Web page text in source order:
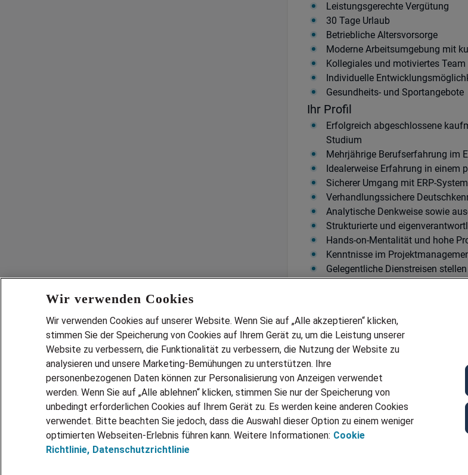
Leistungsgerechte Vergütung
30 Tage Urlaub
Betriebliche Altersvorsorge
Moderne Arbeitsumgebung mit
Kollegiales und motiviertes Team
Individuelle
Gesundheits- und Sportangebote
Ihr Profil
Erfolgreich abgeschlossene
Studium
Mehrjährige Berufserfahrung im
Idealerweise Erfahrung in einem
Sicherer Umgang mit ERP-
Verhandlungssichere
Analytische Denkweise sowie
Strukturierte und
Hands-on-Mentalität und hohe
Kenntnisse im
Gelegentliche Dienstreisen
über unsere Onlline-
setzen uns mit Ihnen in Verbindung.
Wir freuen uns über die Bewerbung
beitragen.
Kontakt
Gerne steht Ihnen Suman Hinduja für
+4940534595288oder
RefJN -062026-1110730
Wir verwenden Cookies
Wir verwenden Cookies auf unserer Website. Wenn Sie auf „Alle akzeptieren“ klicken,
stimmen Sie der Speicherung von Cookies auf Ihrem Gerät zu, um die Leistung unserer
Website zu verbessern, die Funktionalität zu verbessern, die Nutzung der Website zu
analysieren und unsere Marketing-Bemühungen zu unterstützen. Ihre
personenbezogenen Daten können zur Personalisierung von Anzeigen verwendet
werden. Wenn Sie auf „Alle ablehnen“ klicken, stimmen Sie nur der Speicherung von
unbedingt erforderlichen Cookies auf Ihrem Gerät zu. Es werden keine anderen Cookies
verwendet. Bitte beachten Sie jedoch, dass die Auswahl dieser Option zu einem weniger
optimierten Webseiten-Erlebnis führen kann. Weitere Informationen: Cookie
Richtlinie, Datenschutzrichtlinie